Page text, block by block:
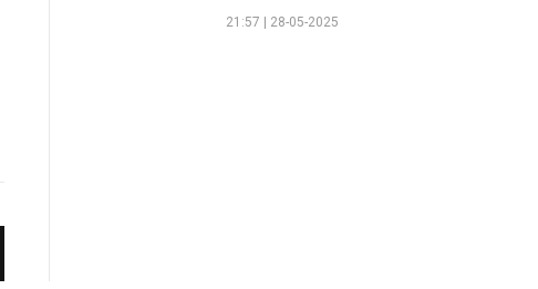
21:57 | 28-05-2025